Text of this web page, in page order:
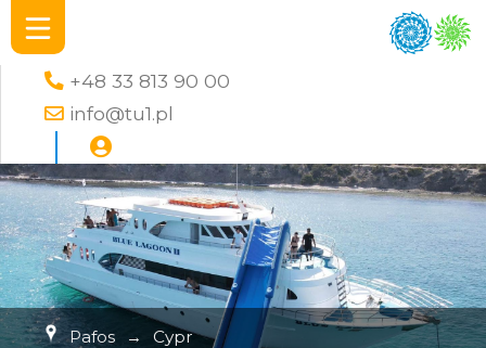
+48 33 813 90 00
info@tu1.pl
Pafos → Cypr